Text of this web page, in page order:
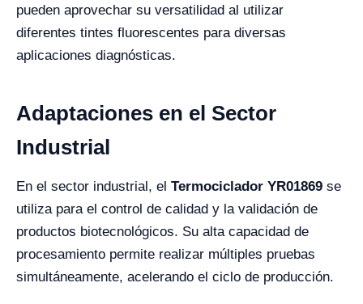
pueden aprovechar su versatilidad al utilizar
diferentes tintes fluorescentes para diversas
aplicaciones diagnósticas.
Adaptaciones en el Sector
Industrial
En el sector industrial, el Termociclador YR01869 se
utiliza para el control de calidad y la validación de
productos biotecnológicos. Su alta capacidad de
procesamiento permite realizar múltiples pruebas
simultáneamente, acelerando el ciclo de producción.